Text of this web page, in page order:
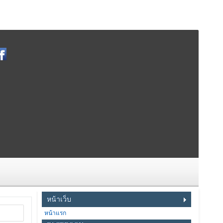
หน้าเว็บ
หน้าแรก